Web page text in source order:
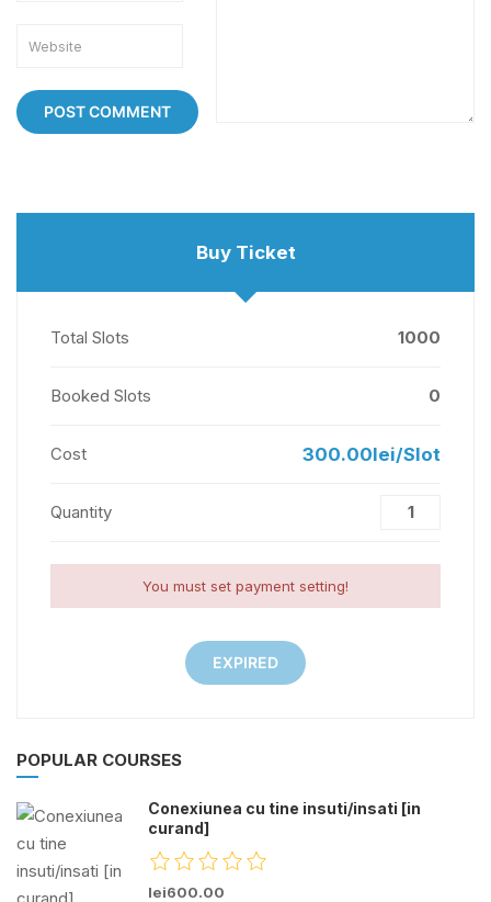
Buy Ticket
Total Slots 1000
Booked Slots 0
Cost 300.00lei/Slot
Quantity
You must set payment setting!
EXPIRED
POPULAR COURSES
Conexiunea cu tine insuti/insati [in
curand]
lei600.00